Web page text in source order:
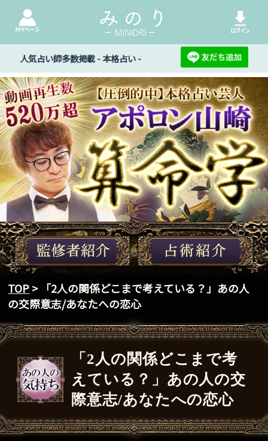
人気占い師多数掲載 - 本格占い -
TOP> 「2人の関係どこまで考えている？」あの人
の交際意志/あなたへの恋心
「2人の関係どこまで考
えている？」あの人の交
際意志/あなたへの恋心